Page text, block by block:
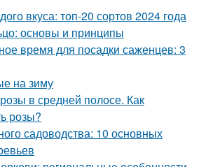
вкуса: топ-20 сортов 2024 года
основы и принципы
время для посадки саженцев: 3
на зиму
в средней полосе. Как
розы?
садоводства: 10 основных